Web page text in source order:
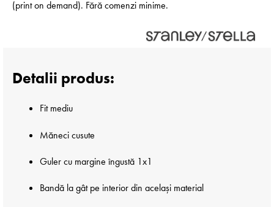
(print on demand). Fără comenzi minime.
Detalii produs:
Fit mediu
Măneci cusute
Guler cu margine îngustă 1x1
Bandă la gât pe interior din același material